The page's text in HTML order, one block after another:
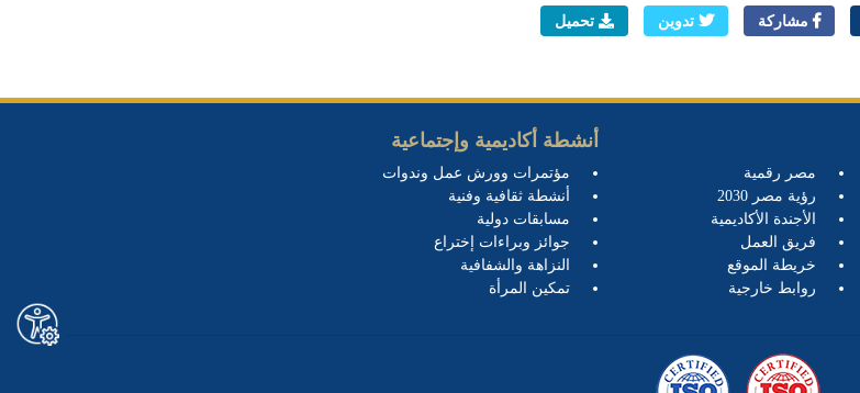
مشاركة تدوين تحميل
مصر رقمية
رؤية مصر 2030
الأجندة الأكاديمية
فريق العمل
خريطة الموقع
روابط خارجية
أنشطة أكاديمية وإجتماعية
مؤتمرات وورش عمل وندوات
أنشطة ثقافية وفنية
مسابقات دولية
جوائز وبراءات إختراع
النزاهة والشفافية
تمكين المرأة